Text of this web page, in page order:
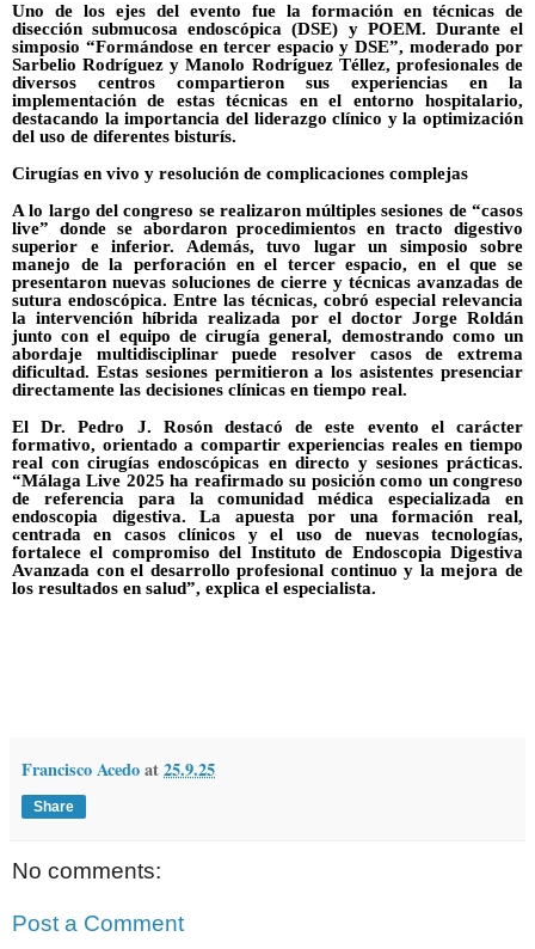
Uno de los ejes del evento fue la formación en técnicas de
disección submucosa endoscópica (DSE) y POEM. Durante el
simposio “Formándose en tercer espacio y DSE”, moderado por
Sarbelio Rodríguez y Manolo Rodríguez Téllez, profesionales de
diversos centros compartieron sus experiencias en la
implementación de estas técnicas en el entorno hospitalario,
destacando la importancia del liderazgo clínico y la optimización
del uso de diferentes bisturís.
Cirugías en vivo y resolución de complicaciones complejas
A lo largo del congreso se realizaron múltiples sesiones de “casos
live” donde se abordaron procedimientos en tracto digestivo
superior e inferior. Además, tuvo lugar un simposio sobre
manejo de la perforación en el tercer espacio, en el que se
presentaron nuevas soluciones de cierre y técnicas avanzadas de
sutura endoscópica. Entre las técnicas, cobró especial relevancia
la intervención híbrida realizada por el doctor Jorge Roldán
junto con el equipo de cirugía general, demostrando como un
abordaje multidisciplinar puede resolver casos de extrema
dificultad. Estas sesiones permitieron a los asistentes presenciar
directamente las decisiones clínicas en tiempo real.
El Dr. Pedro J. Rosón destacó de este evento el carácter
formativo, orientado a compartir experiencias reales en tiempo
real con cirugías endoscópicas en directo y sesiones prácticas.
“Málaga Live 2025 ha reafirmado su posición como un congreso
de referencia para la comunidad médica especializada en
endoscopia digestiva. La apuesta por una formación real,
centrada en casos clínicos y el uso de nuevas tecnologías,
fortalece el compromiso del Instituto de Endoscopia Digestiva
Avanzada con el desarrollo profesional continuo y la mejora de
los resultados en salud”, explica el especialista.
Francisco Acedoat25.9.25
Share
No comments:
Post a Comment